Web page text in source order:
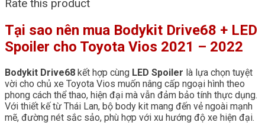
Rate this product
Tại sao nên mua Bodykit Drive68 + LED
Spoiler cho Toyota Vios 2021 – 2022
Bodykit Drive68 kết hợp cùng LED Spoiler là lựa chọn tuyệt
vời cho chủ xe Toyota Vios muốn nâng cấp ngoại hình theo
phong cách thể thao, hiện đại mà vẫn đảm bảo tính thực dụng.
Với thiết kế từ Thái Lan, bộ body kit mang đến vẻ ngoài mạnh
mẽ, đường nét sắc sảo, phù hợp với xu hướng độ xe hiện đại.